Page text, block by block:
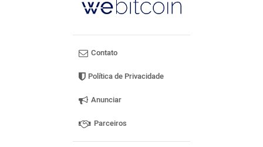
Contato
Política de Privacidade
Anunciar
Parceiros